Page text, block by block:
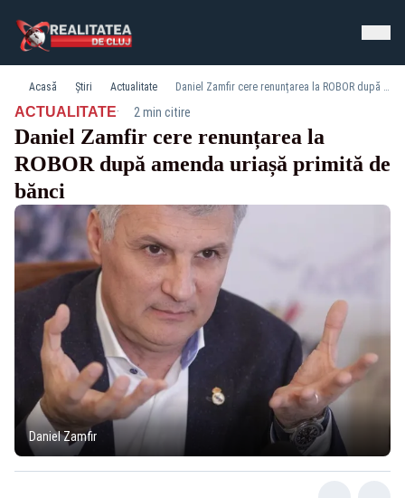
Acasă Știri Actualitate Daniel Zamfir cere renunțarea la ROBOR după amenda uriașă primită de bănci
ACTUALITATE· 2 min citire
Daniel Zamfir cere renunțarea la
ROBOR după amenda uriașă primită de
bănci
Daniel Zamfir